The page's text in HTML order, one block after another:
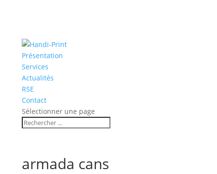
Présentation
Services
Actualités
RSE
Contact
Sélectionner une page
armada cans